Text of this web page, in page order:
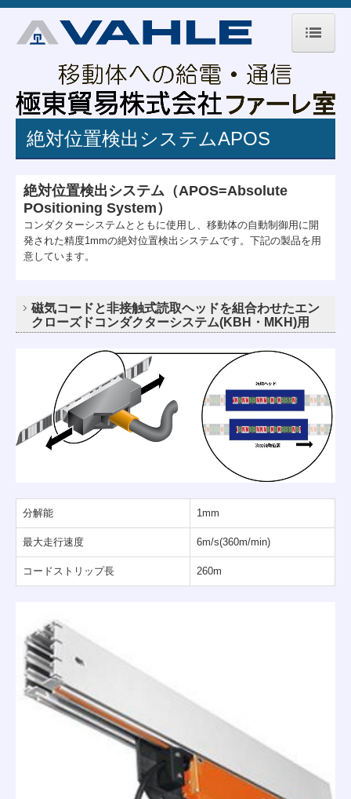
ファーレとは
カタログ・取扱説明書
非接触給電装置CPS
絶対位置検出システムAPOS
納入事例
リンク集
採用情報
プライバシーポリシー
絶対位置検出システムAPOS
絶対位置検出システム（APOS=Absolute
POsitioning System）
コンダクターシステムとともに使用し、移動体の自動制御用に開
発された精度1mmの絶対位置検出システムです。下記の製品を用
意しています。
磁気コードと非接触式読取ヘッドを組合わせたエン
クローズドコンダクターシステム(KBH・MKH)用
分解能 1mm
最大走行速度 6m/s(360m/min)
コードストリップ長 260m